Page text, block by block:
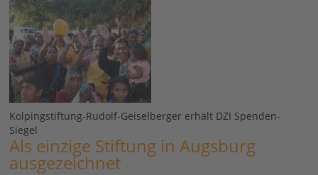
Kolpingstiftung-Rudolf-Geiselberger erhält DZI Spenden-
Siegel
Als einzige Stiftung in Augsburg
ausgezeichnet